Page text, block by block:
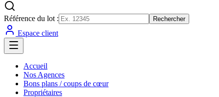
Référence du lot : Rechercher
Espace client
Accueil
Nos Agences
Bons plans / coups de cœur
Propriétaires